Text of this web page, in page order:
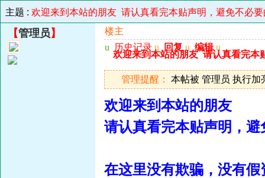
主题 : 欢迎来到本站的朋友 请认真看完本贴声明，避免不必
【管理员 】
楼主
u
历史记录 u 回复 u 编辑 u
欢迎来到本站的朋友 请认真看完本
管理提醒： 本帖被 管理员 执行加
欢迎来到本站的朋友
请认真看完本贴声明，
在这里没有欺骗，没有